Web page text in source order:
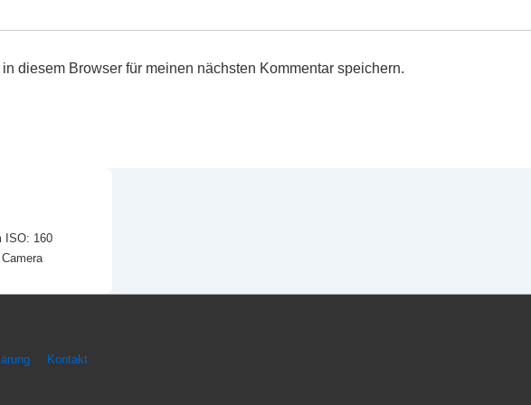
diesem Browser für meinen nächsten Kommentar speichern.
ISO: 160
Kontakt